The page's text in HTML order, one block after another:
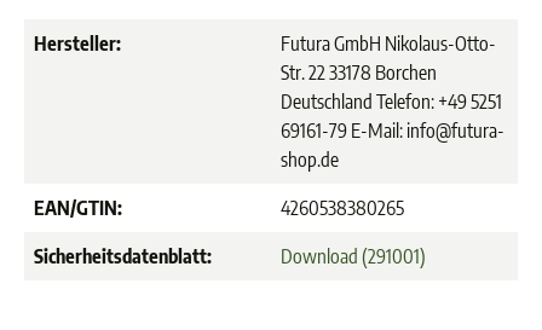
Hersteller:
Futura GmbH Nikolaus-Otto-
Str. 22 33178 Borchen
Deutschland Telefon: +49 5251
69161-79 E-Mail: info@futura-
shop.de
EAN/GTIN:
4260538380265
Sicherheitsdatenblatt:
Download (291001)